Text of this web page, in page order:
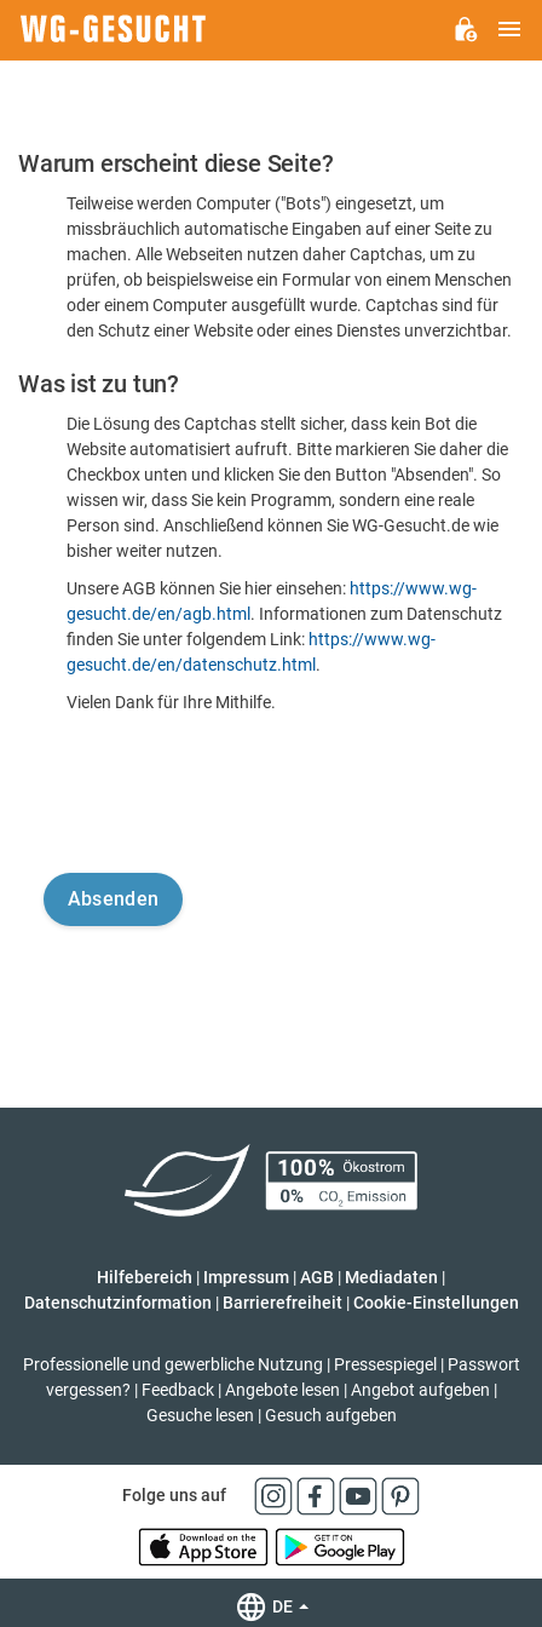
Bitte
dass
sind
Warum erscheint diese Seite?
Teilweise werden Computer ("Bots") eingesetzt, um
missbräuchlich automatische Eingaben auf einer Seite zu
machen. Alle Webseiten nutzen daher Captchas, um zu
prüfen, ob beispielsweise ein Formular von einem Menschen
oder einem Computer ausgefüllt wurde. Captchas sind für
den Schutz einer Website oder eines Dienstes unverzichtbar.
Was ist zu tun?
Die Lösung des Captchas stellt sicher, dass kein Bot die
Website automatisiert aufruft. Bitte markieren Sie daher die
Checkbox unten und klicken Sie den Button "Absenden". So
wissen wir, dass Sie kein Programm, sondern eine reale
Person sind. Anschließend können Sie WG-Gesucht.de wie
bisher weiter nutzen.
Unsere AGB können Sie hier einsehen: https://www.wg-
gesucht.de/en/agb.html . Informationen zum Datenschutz
finden Sie unter folgendem Link: https://www.wg-
gesucht.de/en/datenschutz.html .
Vielen Dank für Ihre Mithilfe.
Hilfebereich | Impressum |AGB | Mediadaten |
Datenschutzinformation | Barrierefreiheit | Cookie-Einstellungen
Professionelle und gewerbliche Nutzung | Pressespiegel | Passwort
vergessen? | Feedback | Angebote lesen | Angebot aufgeben |
Gesuche lesen | Gesuch aufgeben
Folge uns auf
DE